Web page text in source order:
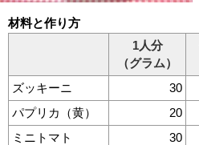
材料と作り方
1人分
（グラム）
ズッキーニ
30
パプリカ（黄）
20
ミニトマト
30